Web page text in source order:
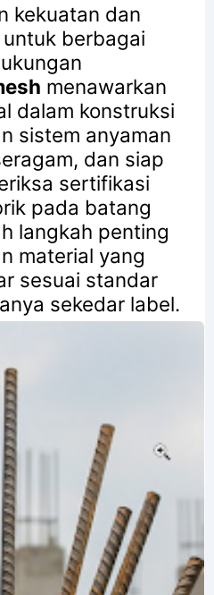
kekuatan dan
berbagai
menawarkan
dalam konstruksi
sistem anyaman
dan siap
sertifikasi
pada batang
langkah penting
material yang
sesuai standar
sekedar label.